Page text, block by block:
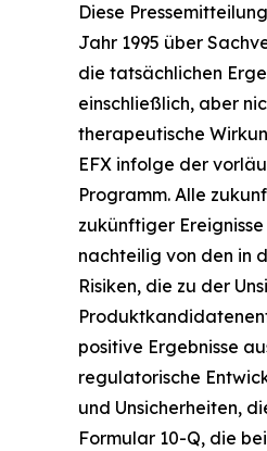
Diese
Jahr 1995 über
die tatsächlichen
einschließlich, aber
therapeutische
EFX infolge der
Programm. Alle
zukünftiger
nachteilig von den in
Risiken, die zu der
positive Ergebnisse
regulatorische
und Unsicherheiten,
Formular 10-Q, die